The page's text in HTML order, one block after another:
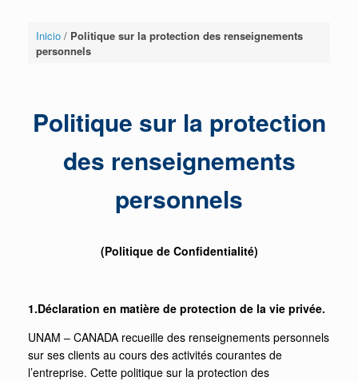
Inicio/ Politique sur la protection des renseignements
personnels
Politique sur la protection
des renseignements
personnels
(Politique de Confidentialité)
1.Déclaration en matière de protection de la vie privée.
UNAM – CANADA recueille des renseignements personnels
sur ses clients au cours des activités courantes de
l’entreprise. Cette politique sur la protection des